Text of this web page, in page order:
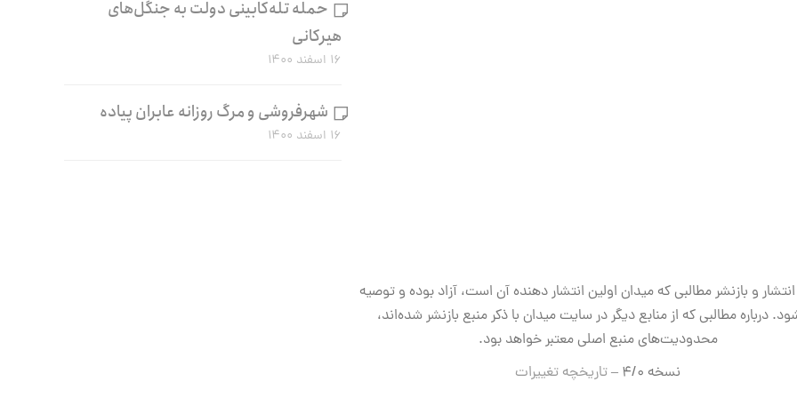
حمله تله‌کابینی دولت به جنگل‌های
هیرکانی
۱۶ اسفند ۱۴۰۰
شهرفروشی و مرگ روزانه عابران پیاده
۱۶ اسفند ۱۴۰۰
و بازنشر مطالبی که میدان اولین انتشار دهنده آن است، آزاد بوده و توصیه
درباره مطالبی که از منابع دیگر در سایت میدان با ذکر منبع بازنشر شده‌اند،
محدودیت‌های منبع اصلی معتبر خواهد بود.
نسخه ۴/۰ –
تاریخچه تغییرات